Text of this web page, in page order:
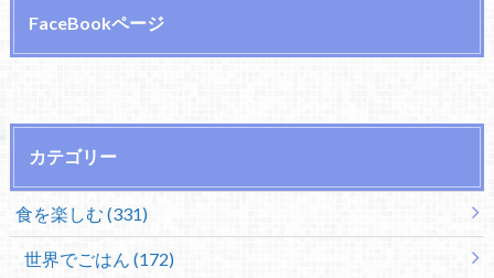
FaceBookページ
カテゴリー
食を楽しむ (331)
世界でごはん (172)